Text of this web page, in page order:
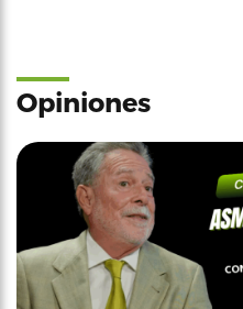
Opiniones